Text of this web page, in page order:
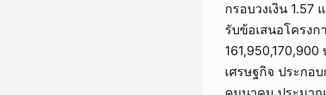
กรอบวงเงิน
รับข้อเสนอโครง
เศรษฐกิจ ประกอ